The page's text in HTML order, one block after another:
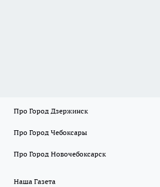
Про Город Дзержинск
Про Город Чебоксары
Про Город Новочебоксарск
Наша Газета